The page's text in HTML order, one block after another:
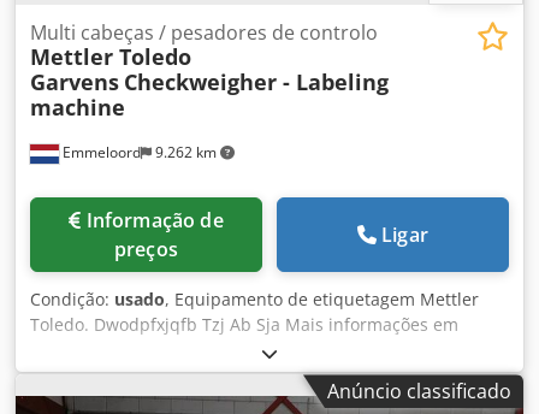
Emmeloord 9.262 km
Multi cabeças / pesadores de controlo
Mettler Toledo
Garvens Checkweigher - Labeling
machine
preços
Ligar
Condição: usado, Equipamento de etiquetagem Mettler
Toledo. Dwodpfxjqfb Tzj Ab Sja Mais informações em
Anúncio classificado